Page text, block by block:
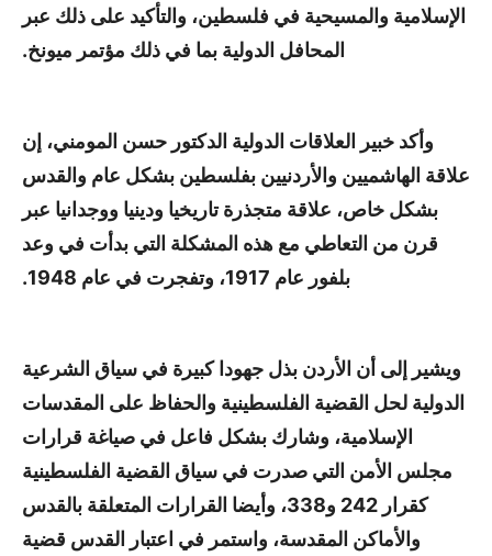
الإسلامية والمسيحية في فلسطين، والتأكيد على ذلك عبر
المحافل الدولية بما في ذلك مؤتمر ميونخ.
وأكد خبير العلاقات الدولية الدكتور حسن المومني، إن
علاقة الهاشميين والأردنيين بفلسطين بشكل عام والقدس
بشكل خاص، علاقة متجذرة تاريخيا ودينيا ووجدانيا عبر
قرن من التعاطي مع هذه المشكلة التي بدأت في وعد
بلفور عام 1917، وتفجرت في عام 1948.
ويشير إلى أن الأردن بذل جهودا كبيرة في سياق الشرعية
الدولية لحل القضية الفلسطينية والحفاظ على المقدسات
الإسلامية، وشارك بشكل فاعل في صياغة قرارات
مجلس الأمن التي صدرت في سياق القضية الفلسطينية
كقرار 242 و338، وأيضا القرارات المتعلقة بالقدس
والأماكن المقدسة، واستمر في اعتبار القدس قضية